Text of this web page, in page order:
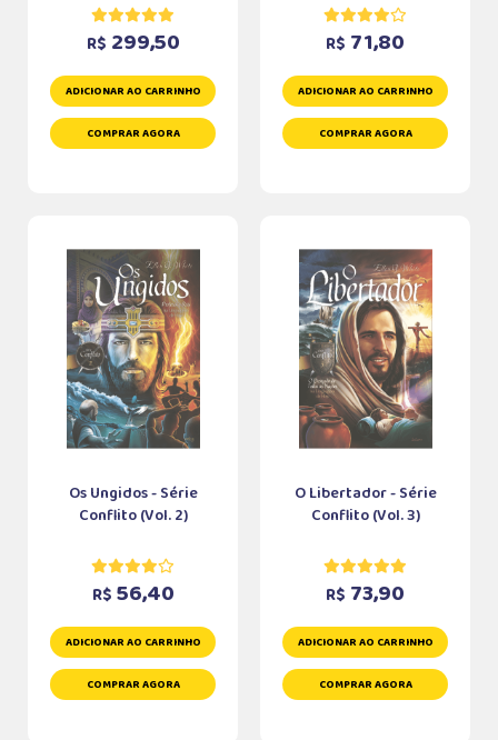
R$ 299,50
ADICIONAR AO CARRINHO
COMPRAR AGORA
R$ 71,80
ADICIONAR AO CARRINHO
COMPRAR AGORA
Os Ungidos - Série
Conflito (Vol. 2)
R$ 56,40
ADICIONAR AO CARRINHO
COMPRAR AGORA
O Libertador - Série
Conflito (Vol. 3)
R$ 73,90
ADICIONAR AO CARRINHO
COMPRAR AGORA